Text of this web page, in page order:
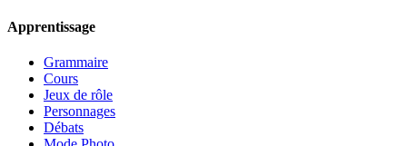
Apprentissage
Grammaire
Cours
Jeux de rôle
Personnages
Débats